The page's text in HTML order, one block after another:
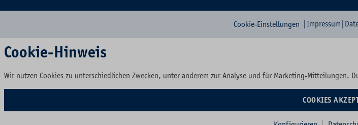
Cookie-Einstellungen Impressum
Cookie-Hinweis
Wir nutzen Cookies zu unterschiedlichen Zwecken, unter anderem zur Analyse und für Marketing-Mitteilungen.
COOKIES